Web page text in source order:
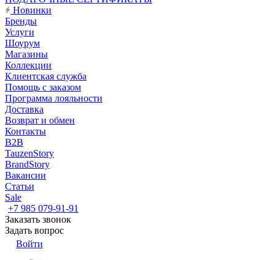
Новинки
Бренды
Услуги
Шоурум
Магазины
Коллекции
Клиентская служба
Помощь с заказом
Программа лояльности
Доставка
Возврат и обмен
Контакты
B2B
TauzenStory
BrandStory
Вакансии
Статьи
Sale
+7 985 079-91-91
Заказать звонок
Задать вопрос
Войти